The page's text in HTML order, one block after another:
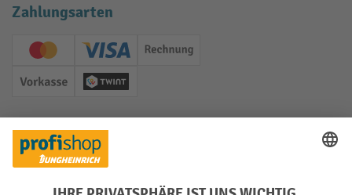
Zahlungsarten
Creditcard (Master)Creditcard (Visa)
Rechnung
Vorkasse Twint
Soziale Netzwerke
Facebook
YouTube
LinkedInInstagram